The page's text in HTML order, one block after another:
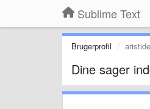
Sublime Text
Brugerprofil
Dine sager